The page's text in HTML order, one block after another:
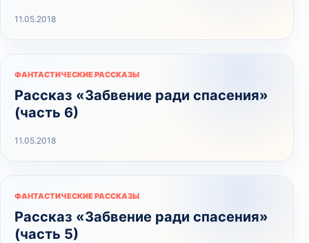
11.05.2018
ФАНТАСТИЧЕСКИЕ РАССКАЗЫ
Рассказ «Забвение ради спасения»
(часть 6)
11.05.2018
ФАНТАСТИЧЕСКИЕ РАССКАЗЫ
Рассказ «Забвение ради спасения»
(часть 5)